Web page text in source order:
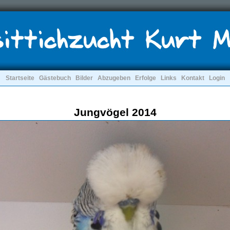
Startseite Gästebuch Bilder AbzugebenErfolge Links Kontakt Login
Jungvögel 2014